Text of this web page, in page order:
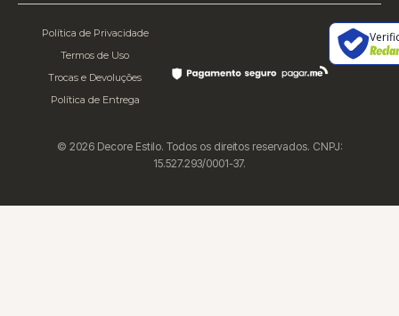
Política de Privacidade
Termos de Uso
Trocas e Devoluções
Política de Entrega
© 2026 Decore Estilo. Todos os direitos reservados. CNPJ:
15.527.293/0001-37.